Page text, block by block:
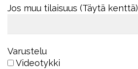
Jos muu tilaisuus (Täytä kenttä)
Varustelu
Videotykki